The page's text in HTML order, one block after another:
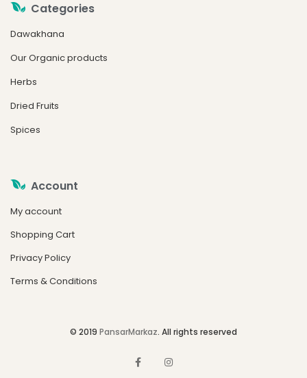
Categories
Dawakhana
Our Organic products
Herbs
Dried Fruits
Spices
Account
My account
Shopping Cart
Privacy Policy
Terms & Conditions
© 2019 PansarMarkaz. All rights reserved